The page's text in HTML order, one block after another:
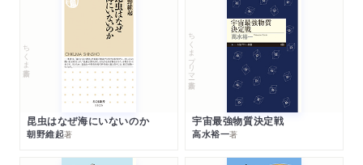
ちくま新書
昆虫はなぜ海にいないのか
朝野維起著
ちくまプリマー新書
宇宙最強物質決定戦
高水裕一著